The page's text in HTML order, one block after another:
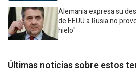
Alemania expresa su
de EEUU a Rusia no
hielo"
Últimas noticias sobre estos